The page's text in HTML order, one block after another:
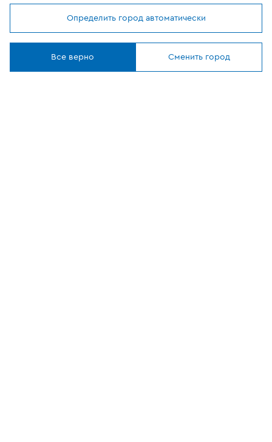
Мы используем cookies
Где купить
Определить город автоматически
Все верно Сменить город